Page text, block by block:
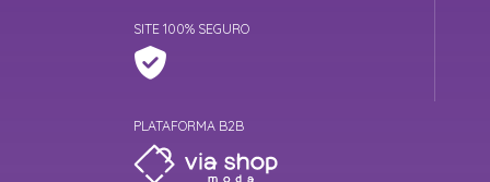
SITE 100% SEGURO
PLATAFORMA B2B